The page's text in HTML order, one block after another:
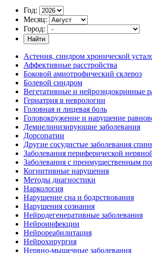
Год:
Месяц:
Город:
Найти
Астения, синдром хронической
Аффективные расстройства
Боковой амиотрофический склероз
Болевой синдром
Вегетативные и нейроэндокринные
Гериатрия в неврологии
Головная и лицевая боль
Головокружение и нарушение
Демиелинизирующие заболевания
Дорсопатии
Другие сосудистые заболевания
Заболевания периферической
Заболевания с преимущественным
Когнитивные нарушения
Методы диагностики
Наркология
Нарушение сна и бодрствования
Нарушения сознания
Нейродегенеративные заболевания
Нейроинфекции
Нейрореабилитация
Нейрохирургия
Нервно-мышечные заболевания